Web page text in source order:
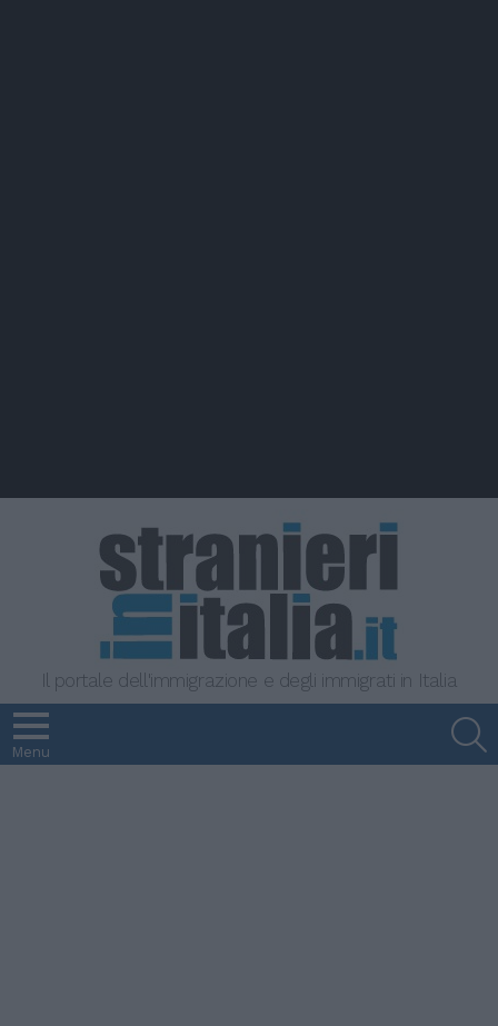
Il portale dell'immigrazione e degli immigrati in Italia
Menu